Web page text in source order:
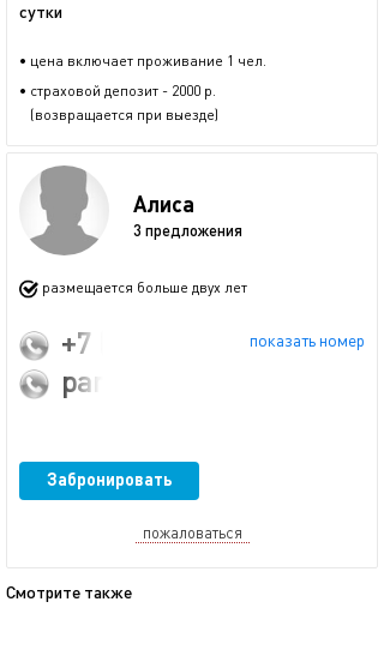
сутки
• цена включает проживание 1 чел.
• страховой депозит - 2000 р.
(возвращается при выезде)
Алиса
3 предложения
размещается больше двух лет
показать номер
+7 (939) 391-99-88
panda0019@bk.ru
Забронировать
пожаловаться
Смотрите также